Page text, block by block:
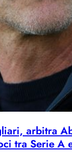
arbitra
tra Serie A